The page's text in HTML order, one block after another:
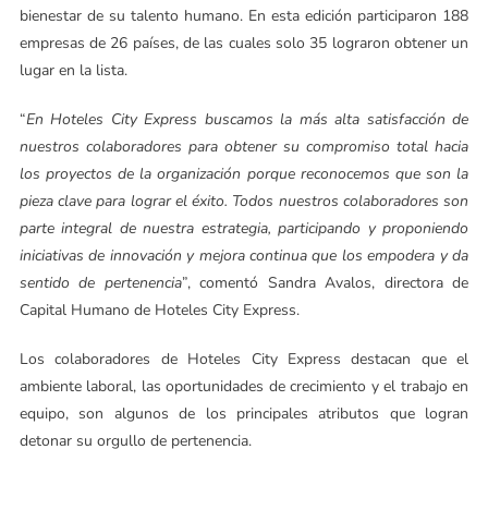
bienestar de su talento humano. En esta edición participaron 188
empresas de 26 países, de las cuales solo 35 lograron obtener un
lugar en la lista.
“En Hoteles City Express buscamos la más alta satisfacción de
nuestros colaboradores para obtener su compromiso total hacia
los proyectos de la organización porque reconocemos que son la
pieza clave para lograr el éxito. Todos nuestros colaboradores son
parte integral de nuestra estrategia, participando y proponiendo
iniciativas de innovación y mejora continua que los empodera y da
sentido de pertenencia”, comentó Sandra Avalos, directora de
Capital Humano de Hoteles City Express.
Los colaboradores de Hoteles City Express destacan que el
ambiente laboral, las oportunidades de crecimiento y el trabajo en
equipo, son algunos de los principales atributos que logran
detonar su orgullo de pertenencia.